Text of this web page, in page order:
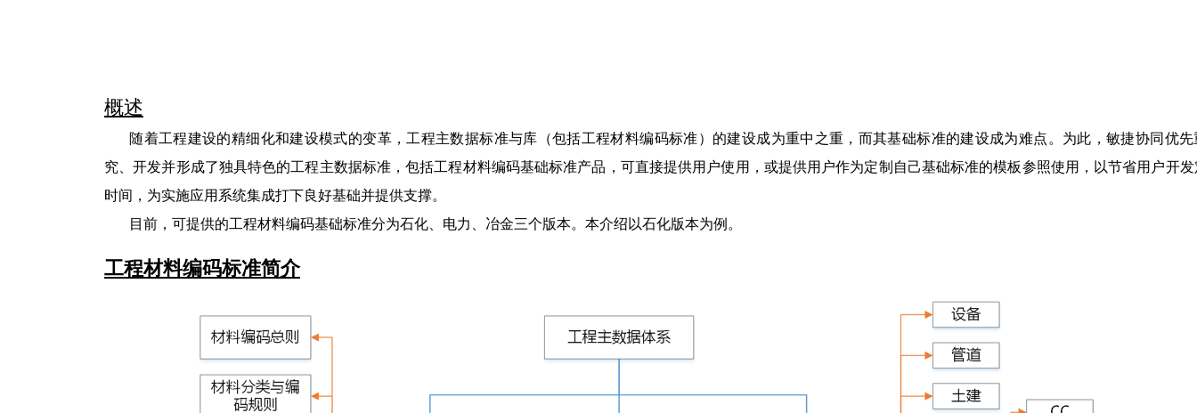
概述
随着工程建设的精细化和建设模式的变革，工程主数据标准与库（包括工程材料编码标准）的建设成为重中之重，而其基础标准的建设成为难点。为此，敏捷协同优先
究、开发并形成了独具特色的工程主数据标准，包括工程材料编码基础标准产品，可直接提供用户使用，或提供用户作为定制自己基础标准的模板参照使用，以节省用户开
时间，为实施应用系统集成打下良好基础并提供支撑。
目前，可提供的工程材料编码基础标准分为石化、电力、冶金三个版本。本介绍以石化版本为例。
工程材料编码标准简介